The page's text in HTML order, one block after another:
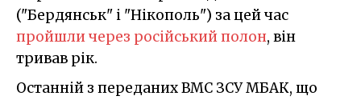
("Бердянськ" і "Нікополь") за цей час
пройшли через російський полон, він
тривав рік.
Останній з переданих ВМС ЗСУ МБАК, що